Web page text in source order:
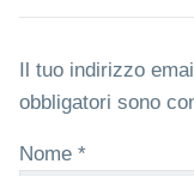
Il tuo indirizzo
obbligatori sono
Nome *